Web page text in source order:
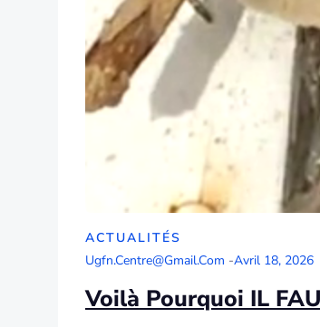
ACTUALITÉS
Ugfn.centre@gmail.com -Avril 18, 2026
Voilà Pourquoi IL